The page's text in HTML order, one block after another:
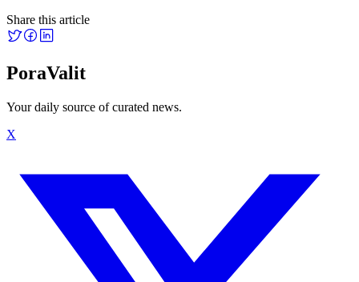
Share this article
PoraValit
Your daily source of curated news.
X